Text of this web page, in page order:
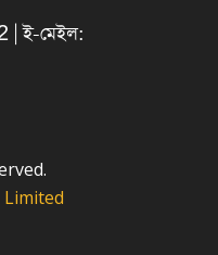
| ই-মেইল: